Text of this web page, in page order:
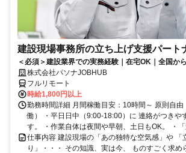
建設現場事務所の立ち上げ支援パート
＜必須＞建設業界での実務経験｜在宅OK｜全国か
株式会社パソナJOBHUB
フルリモート
時給1,800円以上
勤務時間詳細 月間稼働目安：10時間～ 原則自
働） ・平日日中（9:00-18:00）に 連絡がつきや
す。 ・作業自体は夜間や早朝、土日もOK。 ・
仕事内容 建設現場の「あの独特な空気感」や 「
り」・・・ その知識、実は今、 ものすごく求め